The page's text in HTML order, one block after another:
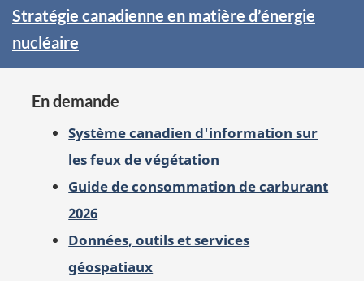
Pleins
feux
sur
Stratégie canadienne en matière d’énergie
nucléaire
En demande
Système canadien d'information sur
les feux de végétation
Guide de consommation de carburant
2026
Données, outils et services
géospatiaux